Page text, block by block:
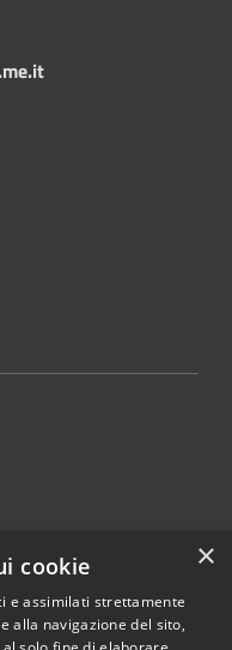
×
cookie
e assimilati strettamente
alla navigazione del sito,